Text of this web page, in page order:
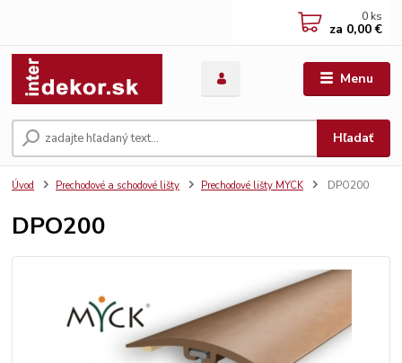
Menu
Hľadať
0 ks
za 0,00 €
Úvod Prechodové a schodové lišty Prechodové lišty MYCK DPO200
DPO200